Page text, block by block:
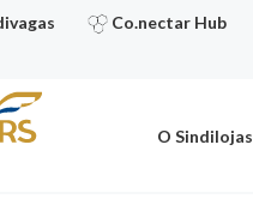
Co.nectar Hub
O Sindilojas